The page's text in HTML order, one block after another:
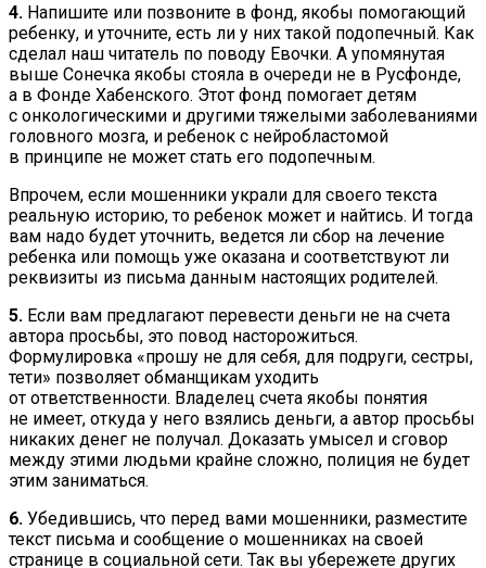
4. Напишите или позвоните в фонд, якобы помогающий
ребенку, и уточните, есть ли у них такой подопечный. Как
сделал наш читатель по поводу Евочки. А упомянутая
выше Сонечка якобы стояла в очереди не в Русфонде,
а в Фонде Хабенского. Этот фонд помогает детям
с онкологическими и другими тяжелыми заболеваниями
головного мозга, и ребенок с нейробластомой
в принципе не может стать его подопечным.
Впрочем, если мошенники украли для своего текста
реальную историю, то ребенок может и найтись. И тогда
вам надо будет уточнить, ведется ли сбор на лечение
ребенка или помощь уже оказана и соответствуют ли
реквизиты из письма данным настоящих родителей.
5. Если вам предлагают перевести деньги не на счета
автора просьбы, это повод насторожиться.
Формулировка «прошу не для себя, для подруги, сестры,
тети» позволяет обманщикам уходить
от ответственности. Владелец счета якобы понятия
не имеет, откуда у него взялись деньги, а автор просьбы
никаких денег не получал. Доказать умысел и сговор
между этими людьми крайне сложно, полиция не будет
этим заниматься.
6. Убедившись, что перед вами мошенники, разместите
текст письма и сообщение о мошенниках на своей
странице в социальной сети. Так вы убережете других